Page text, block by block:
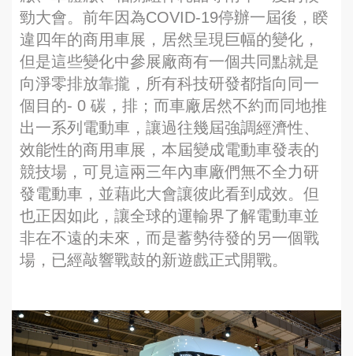
勁大會。前年因為COVID-19停辦一屆後，睽
違四年的商用車展，居然呈現巨幅的變化，
但是這些變化中參展廠商有一個共同點就是
向淨零排放靠攏，所有科技研發都指向同一
個目的- 0 碳，排；而車廠居然不約而同地推
出一系列電動車，讓過往幾屆強調經濟性、
效能性的商用車展，本屆變成電動車發表的
競技場，可見這兩三年內車廠們無不全力研
發電動車，並藉此大會讓彼此看到成效。但
也正因如此，讓全球的運輸界了解電動車並
非在不遠的未來，而是蓄勢待發的另一個戰
場，已經敲響戰鼓的新遊戲正式開戰。